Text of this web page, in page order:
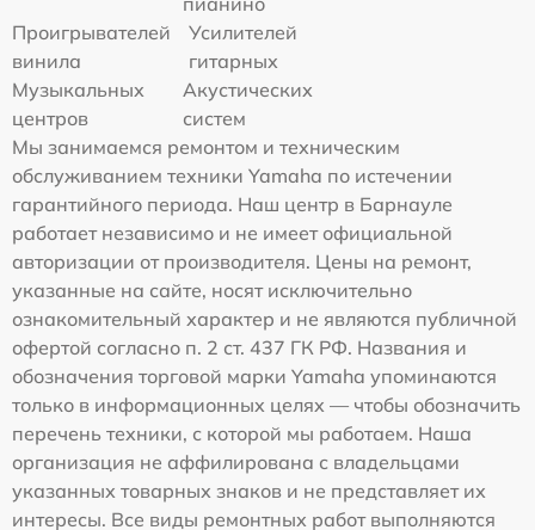
Проигрывателей
винила
Усилителей
гитарных
Музыкальных
центров
Акустических
систем
Мы занимаемся ремонтом и техническим
обслуживанием техники Yamaha по истечении
гарантийного периода. Наш центр в Барнауле
работает независимо и не имеет официальной
авторизации от производителя. Цены на ремонт,
указанные на сайте, носят исключительно
ознакомительный характер и не являются публичной
офертой согласно п. 2 ст. 437 ГК РФ. Названия и
обозначения торговой марки Yamaha упоминаются
только в информационных целях — чтобы обозначить
перечень техники, с которой мы работаем. Наша
организация не аффилирована с владельцами
указанных товарных знаков и не представляет их
интересы. Все виды ремонтных работ выполняются